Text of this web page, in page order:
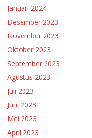
Januari 2024
Desember 2023
November 2023
Oktober 2023
September 2023
Agustus 2023
Juli 2023
Juni 2023
Mei 2023
April 2023